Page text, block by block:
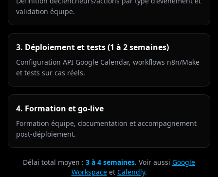
validation équipe.
3. Déploiement et tests (1 à 2 semaines)
Configuration API Google Calendar, workflows n8n/Make
et tests sur cas réels.
4. Formation et go-live
Formation équipe, documentation et accompagnement
post-déploiement.
Délai total moyen : 3 à 4 semaines. Voir aussi Google
Workspace et Calendly.